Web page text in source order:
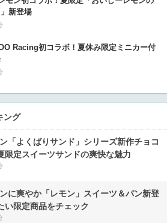
新登場
Racing初コラボ！夏休み限定ミニカー付
ング
「よくばりサンド」シリーズ新作チョコ
限定スイーツサンドの爽快な魅力
に爽やか「レモン」スイーツ＆パン新登
い限定商品をチェック